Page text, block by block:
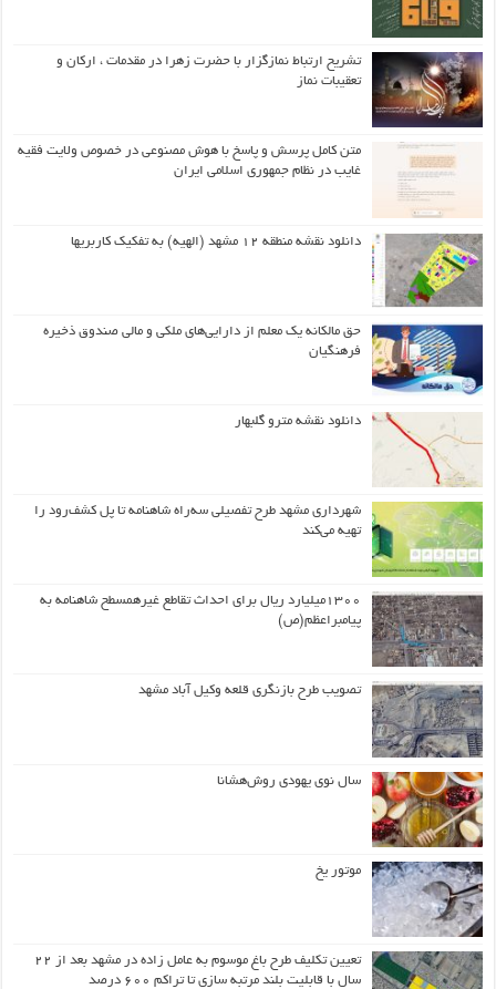
تشریح ارتباط نمازگزار با حضرت زهرا در مقدمات ، ارکان و
تعقیبات نماز
متن کامل پرسش و پاسخ با هوش مصنوعی در خصوص ولایت فقیه
غایب در نظام جمهوری اسلامی ایران
دانلود نقشه منطقه ۱۲ مشهد (الهیه) به تفکیک کاربریها
حق مالکانه یک معلم از دارایی‌های ملکی و مالی صندوق ذخیره
فرهنگیان
دانلود نقشه مترو گلبهار
شهرداری مشهد طرح تفصیلی سه‌راه شاهنامه تا پل کشف‌رود را
تهیه می‌کند
۱۳۰۰میلیارد ریال برای احداث تقاطع غیرهمسطح شاهنامه به
پیامبراعظم(ص)
تصویب طرح بازنگری قلعه وکیل آباد مشهد
سال نوی یهودی روش‌هشانا
موتور یخ
تعیین تکلیف طرح باغ موسوم به عامل زاده در مشهد بعد از ۲۲
سال با قابلیت بلند مرتبه سازی تا تراکم ۶۰۰ درصد